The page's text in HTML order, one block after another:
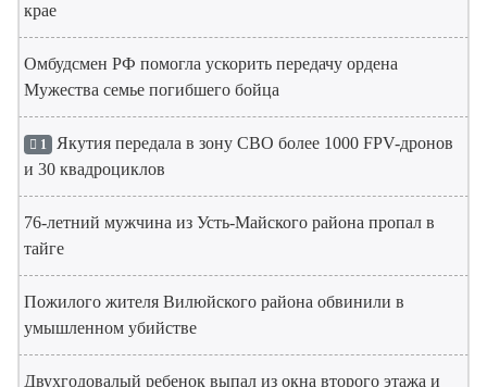
крае
Омбудсмен РФ помогла ускорить передачу ордена
Мужества семье погибшего бойца
1 Якутия передала в зону СВО более 1000 FPV-дронов
и 30 квадроциклов
76-летний мужчина из Усть-Майского района пропал в
тайге
Пожилого жителя Вилюйского района обвинили в
умышленном убийстве
Двухгодовалый ребенок выпал из окна второго этажа и